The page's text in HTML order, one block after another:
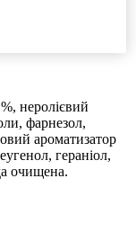
неролієвий
фарнезол,
ароматизатор
гераніол,
очищена.